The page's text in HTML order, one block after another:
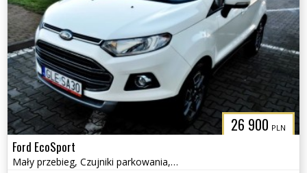
26 900 PLN
Ford EcoSport
Mały przebieg, Czujniki parkowania, Keyless,